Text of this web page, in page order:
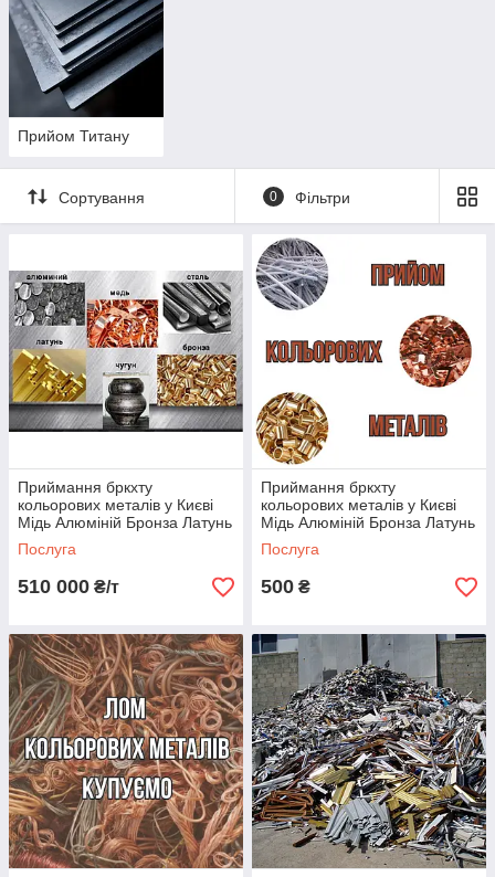
Прийом Титану
Сортування 0 Фільтри
Приймання бркхту
кольорових металів у Києві
Мідь Алюміній Бронза Латунь
Цинк Титан
Послуга
510 000 ₴/т
Приймання бркхту
кольорових металів у Києві
Мідь Алюміній Бронза Латунь
Цинк Титан
Послуга
500 ₴